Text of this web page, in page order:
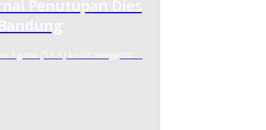
Penutupan Dies
Agama (SAA) ke-58 menggelar…